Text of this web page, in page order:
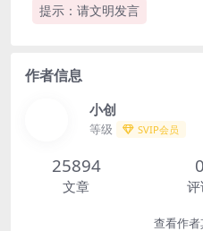
提示：请文明发言
作者信息
小创
等级 SVIP会员
25894
文章
0
评
查看作